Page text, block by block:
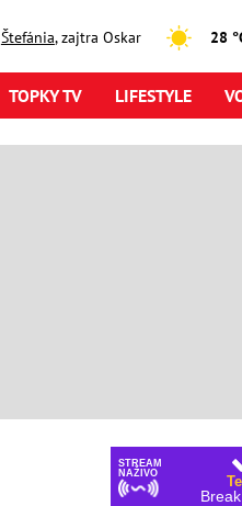
Štefánia, zajtra Oskar 28
TOPKY TV LIFESTYLE
STREAM
NAŽIVO